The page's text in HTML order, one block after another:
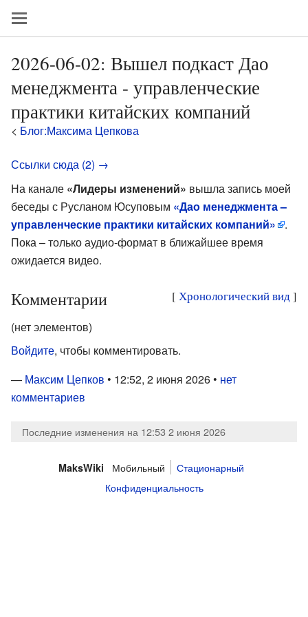
2026-06-02: Вышел подкаст Дао
менеджмента - управленческие
практики китайских компаний
< Блог:Максима Цепкова
Ссылки сюда (2) →
На канале «Лидеры изменений» вышла запись моей
беседы с Русланом Юсуповым «Дао менеджмента –
управленческие практики китайских компаний»
.
Пока – только аудио-формат в ближайшее время
ожидается видео.
[ Хронологический вид]
Комментарии
(нет элементов)
Войдите, чтобы комментировать.
— Максим Цепков • 12:52, 2 июня 2026 • нет
комментариев
Последние изменения на 12:53 2 июня 2026
MaksWiki Мобильный
Стационарный
Конфиденциальность